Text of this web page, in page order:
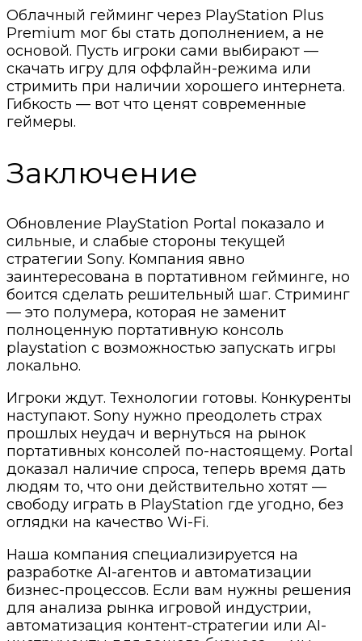
Облачный гейминг через PlayStation Plus
Premium мог бы стать дополнением, а не
основой. Пусть игроки сами выбирают —
скачать игру для оффлайн-режима или
стримить при наличии хорошего интернета.
Гибкость — вот что ценят современные
геймеры.
Заключение
Обновление PlayStation Portal показало и
сильные, и слабые стороны текущей
стратегии Sony. Компания явно
заинтересована в портативном гейминге, но
боится сделать решительный шаг. Стриминг
— это полумера, которая не заменит
полноценную портативную консоль
playstation с возможностью запускать игры
локально.
Игроки ждут. Технологии готовы. Конкуренты
наступают. Sony нужно преодолеть страх
прошлых неудач и вернуться на рынок
портативных консолей по-настоящему. Portal
доказал наличие спроса, теперь время дать
людям то, что они действительно хотят —
свободу играть в PlayStation где угодно, без
оглядки на качество Wi-Fi.
Наша компания специализируется на
разработке AI-агентов и автоматизации
бизнес-процессов. Если вам нужны решения
для анализа рынка игровой индустрии,
автоматизация контент-стратегии или AI-